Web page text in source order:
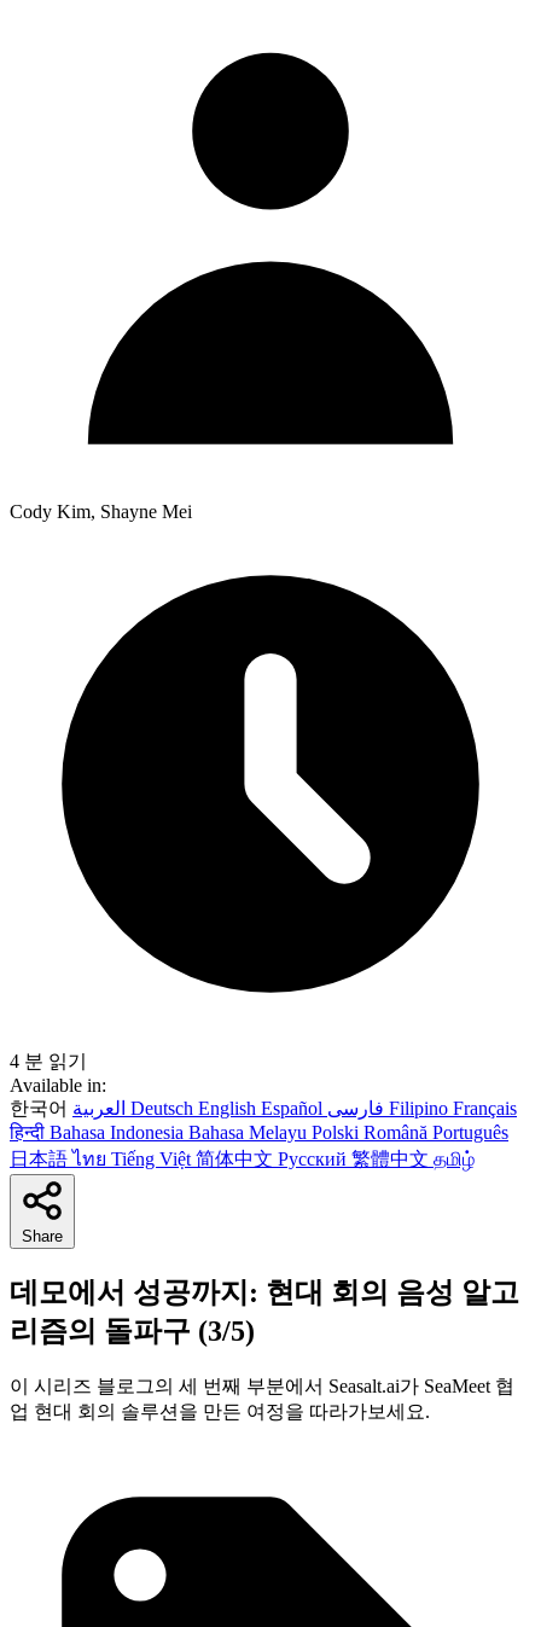
Cody Kim, Shayne Mei
4 분 읽기
Available in:
한국어
Deutsch English Español Filipino Français
हिन्दी Bahasa Indonesia Bahasa Melayu Polski Română Português
日本語ไทย Tiếng Việt 简体中文 Русский 繁體中文 தமிழ்
Share
데모에서 성공까지: 현대 회의 음성 알고
리즘의 돌파구 (3/5)
이 시리즈 블로그의 세 번째 부분에서 Seasalt.ai가 SeaMeet 협
업 현대 회의 솔루션을 만든 여정을 따라가보세요.